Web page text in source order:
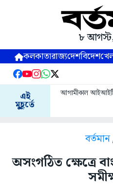
৮
কলকাতারাজ্যদেশবিদেশ
এই
মুহূর্তে
আগামীকাল আইআইটি
বর্তমান
অসংগঠিত ক্ষেত্রে